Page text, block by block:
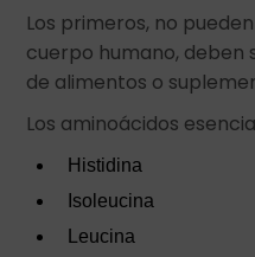
Los primeros, no
cuerpo humano, deben
de alimentos o
Los aminoácidos
Histidina
Isoleucina
Leucina